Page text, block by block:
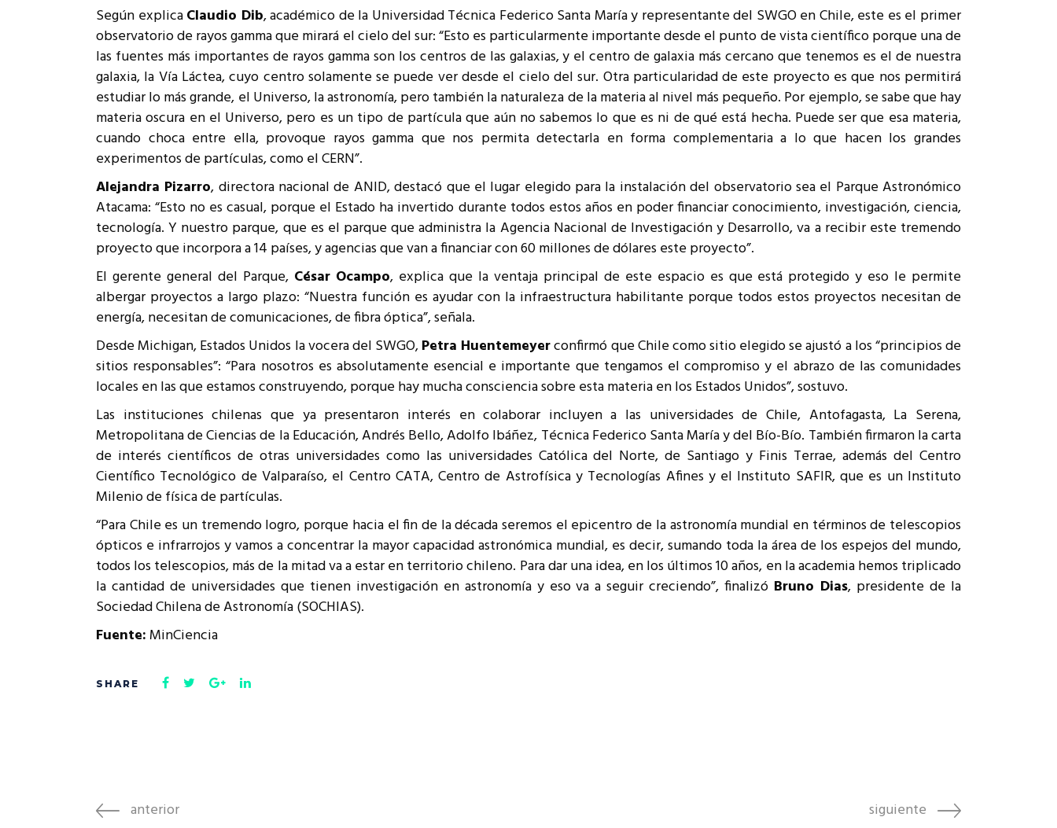
Según explicaClaudio Dib, académico de la Universidad Técnica Federico Santa María y representante del SWGO en Chile, este es el primer
observatorio de rayos gamma que mirará el cielo del sur: “Esto es particularmente importante desde el punto de vista científico porque una de
las fuentes más importantes de rayos gamma son los centros de las galaxias, y el centro de galaxia más cercano que tenemos es el de nuestra
galaxia, la Vía Láctea, cuyo centro solamente se puede ver desde el cielo del sur. Otra particularidad de este proyecto es que nos permitirá
estudiar lo más grande, el Universo, la astronomía, pero también la naturaleza de la materia al nivel más pequeño. Por ejemplo, se sabe que hay
materia oscura en el Universo, pero es un tipo de partícula que aún no sabemos lo que es ni de qué está hecha. Puede ser que esa materia,
cuando choca entre ella, provoque rayos gamma que nos permita detectarla en forma complementaria a lo que hacen los grandes
experimentos de partículas, como el CERN”.
Alejandra Pizarro, directora nacional de ANID, destacó que el lugar elegido para la instalación del observatorio sea el Parque Astronómico
Atacama: “Esto no es casual, porque el Estado ha invertido durante todos estos años en poder financiar conocimiento, investigación, ciencia,
tecnología. Y nuestro parque, que es el parque que administra la Agencia Nacional de Investigación y Desarrollo, va a recibir este tremendo
proyecto que incorpora a 14 países, y agencias que van a financiar con 60 millones de dólares este proyecto”.
El gerente general del Parque, César Ocampo, explica que la ventaja principal de este espacio es que está protegido y eso le permite
albergar proyectos a largo plazo: “Nuestra función es ayudar con la infraestructura habilitante porque todos estos proyectos necesitan de
energía, necesitan de comunicaciones, de fibra óptica”, señala.
Desde Michigan, Estados Unidos la vocera del SWGO,Petra Huentemeyerconfirmó que Chile como sitio elegido se ajustó a los “principios de
sitios responsables”: “Para nosotros es absolutamente esencial e importante que tengamos el compromiso y el abrazo de las comunidades
locales en las que estamos construyendo, porque hay mucha consciencia sobre esta materia en los Estados Unidos”, sostuvo.
Las instituciones chilenas que ya presentaron interés en colaborar incluyen a las universidades de Chile, Antofagasta, La Serena,
Metropolitana de Ciencias de la Educación, Andrés Bello, Adolfo Ibáñez, Técnica Federico Santa María y del Bío-Bío. También firmaron la carta
de interés científicos de otras universidades como las universidades Católica del Norte, de Santiago y Finis Terrae, además del Centro
Científico Tecnológico de Valparaíso, el Centro CATA, Centro de Astrofísica y Tecnologías Afines y el Instituto SAFIR, que es un Instituto
Milenio de física de partículas.
“Para Chile es un tremendo logro, porque hacia el fin de la década seremos el epicentro de la astronomía mundial en términos de telescopios
ópticos e infrarrojos y vamos a concentrar la mayor capacidad astronómica mundial, es decir, sumando toda la área de los espejos del mundo,
todos los telescopios, más de la mitad va a estar en territorio chileno. Para dar una idea, en los últimos 10 años, en la academia hemos triplicado
la cantidad de universidades que tienen investigación en astronomía y eso va a seguir creciendo”, finalizó Bruno Dias, presidente de la
Sociedad Chilena de Astronomía (SOCHIAS).
Fuente:MinCiencia
anterior siguiente